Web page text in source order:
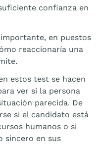
confianza en
en puestos
reaccionaría una
estos test se hacen
ver si la persona
parecida. De
si el candidato está
humanos o si
sincero en sus